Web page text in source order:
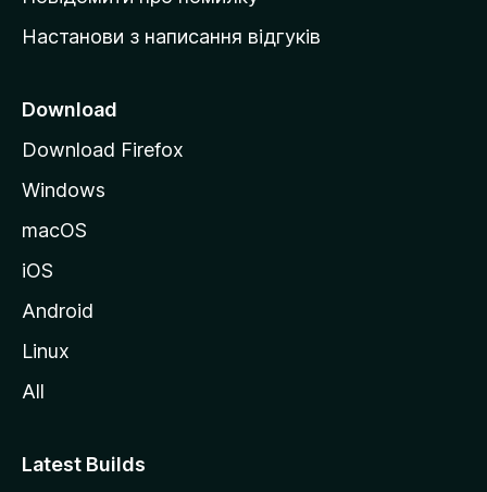
M
z
l
l
Настанови з написання відгуків
Download
Download Firefox
Windows
macOS
iOS
Android
Linux
All
Latest Builds